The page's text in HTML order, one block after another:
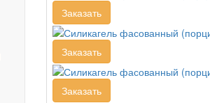
Заказать
Заказать
Заказать